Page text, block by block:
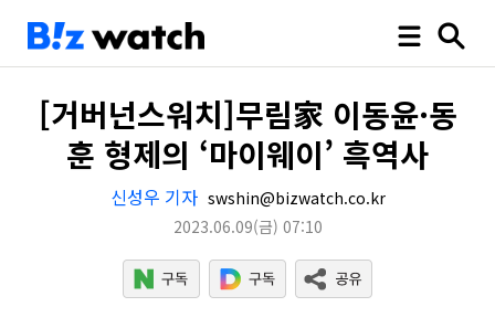
[거버넌스워치]무림家 이동윤·동
훈 형제의 ‘마이웨이’ 흑역사
신성우 기자 swshin@bizwatch.co.kr
2023.06.09(금) 07:10